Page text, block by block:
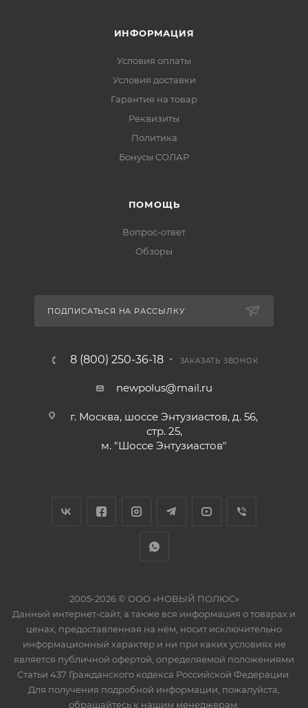
ИНФОРМАЦИЯ
Условия оплаты
Условия доставки
Гарантия на товар
Реквизиты
Политика
Бонусы СОЛАР
ПОМОЩЬ
Вопрос-ответ
Обзоры
ПОДПИСАТЬСЯ НА РАССЫЛКУ
8 (800) 250-36-18 ЗАКАЗАТЬ ЗВОНОК
newpolus@mail.ru
г. Москва, шоссе Энтузиастов, д. 56,
стр. 25,
м. "Шоссе Энтузиастов"
2005-2026 © ООО «НОВЫЙ ПОЛЮС»
Данный интернет-сайт, а также вся информация о товарах и
ценах, предоставленная на нём, носит исключительно
информационный характер и ни при каких условиях не
является публичной офертой, определяемой положениями
Статьи 437 Гражданского кодекса Российской Федерации.
Для получения подробной информации, пожалуйста,
обращайтесь к нашим менеджерам.